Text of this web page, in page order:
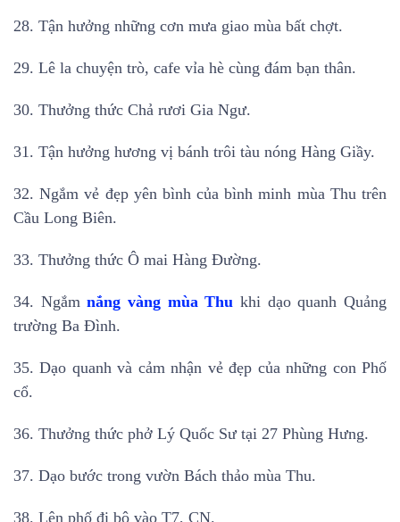
28. Tận hưởng những cơn mưa giao mùa bất chợt.
29. Lê la chuyện trò, cafe vỉa hè cùng đám bạn thân.
30. Thưởng thức Chả rươi Gia Ngư.
31. Tận hưởng hương vị bánh trôi tàu nóng Hàng Giầy.
32. Ngắm vẻ đẹp yên bình của bình minh mùa Thu trên
Cầu Long Biên.
33. Thưởng thức Ô mai Hàng Đường.
34. Ngắmnắng vàng mùa Thu khi dạo quanh Quảng
trường Ba Đình.
35. Dạo quanh và cảm nhận vẻ đẹp của những con Phố
cổ.
36. Thưởng thức phở Lý Quốc Sư tại 27 Phùng Hưng.
37. Dạo bước trong vườn Bách thảo mùa Thu.
38. Lên phố đi bộ vào T7, CN.